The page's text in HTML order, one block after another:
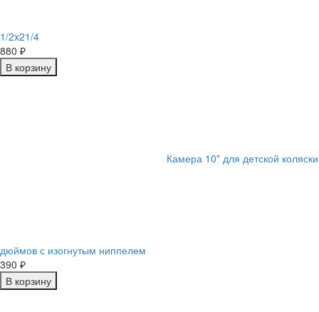
1/2x21/4
880 ₽
В корзину
Камера 10" для детской коляски
дюймов с изогнутым ниппелем
390 ₽
В корзину